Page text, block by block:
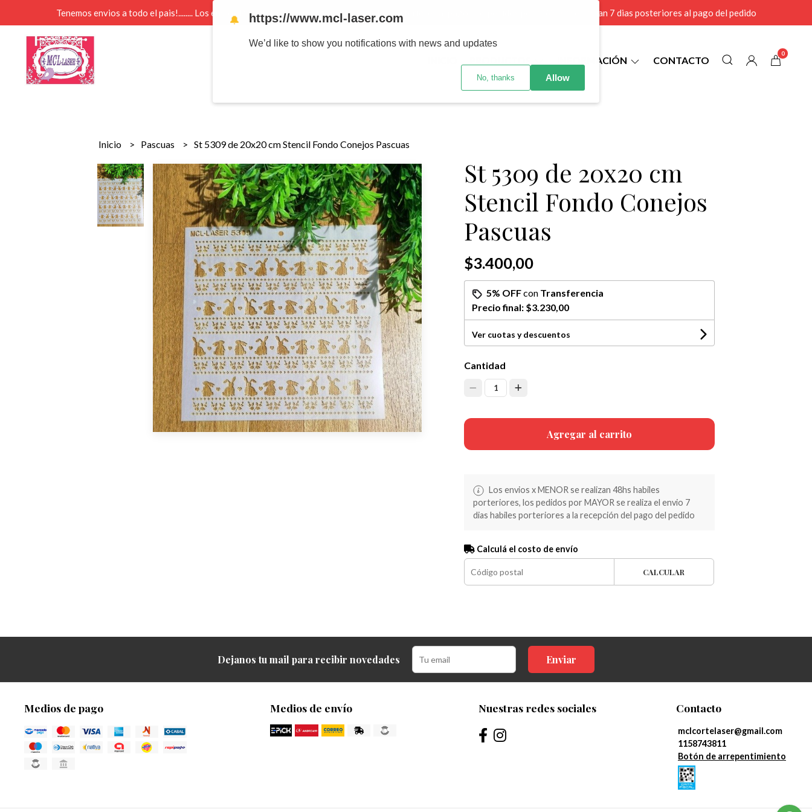
Tenemos envios a todo el pais!........ Los envios Por MENOR se realizan 48 hs habiles porteriores al pago , los pedidos por MAYOR se envian 7 dias posteriores al pago del pedido
INFORMACIÓN CONTACTO
0
Inicio Pascuas St 5309 de 20x20 cm Stencil Fondo Conejos Pascuas
St 5309 de 20x20 cm
Stencil Fondo Conejos
Pascuas
$3.400,00
5% OFFcon Transferencia
Precio final: $3.230,00
Ver cuotas y descuentos
Cantidad
1
Agregar al carrito
Los envios x MENOR se realizan 48hs habiles
porteriores, los pedidos por MAYOR se realiza el envio 7
dias habiles porteriores a la recepción del pago del pedido
Calculá el costo de envío
CALCULAR
Dejanos tu mail para recibir novedades Enviar
Medios de pago Medios de envío Nuestras redes sociales Contacto
mclcortelaser@gmail.com
1158743811
Botón de arrepentimiento
🔔 https://www.mcl-laser.com
We’d like to show you notifications with news and updates
No, thanks Allow